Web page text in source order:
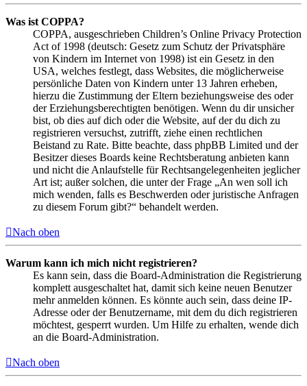
Was ist COPPA?
COPPA, ausgeschrieben Children’s Online Privacy Protection
Act of 1998 (deutsch: Gesetz zum Schutz der Privatsphäre
von Kindern im Internet von 1998) ist ein Gesetz in den
USA, welches festlegt, dass Websites, die möglicherweise
persönliche Daten von Kindern unter 13 Jahren erheben,
hierzu die Zustimmung der Eltern beziehungsweise des oder
der Erziehungsberechtigten benötigen. Wenn du dir unsicher
bist, ob dies auf dich oder die Website, auf der du dich zu
registrieren versuchst, zutrifft, ziehe einen rechtlichen
Beistand zu Rate. Bitte beachte, dass phpBB Limited und der
Besitzer dieses Boards keine Rechtsberatung anbieten kann
und nicht die Anlaufstelle für Rechtsangelegenheiten jeglicher
Art ist; außer solchen, die unter der Frage „An wen soll ich
mich wenden, falls es Beschwerden oder juristische Anfragen
zu diesem Forum gibt?“ behandelt werden.
Nach oben
Warum kann ich mich nicht registrieren?
Es kann sein, dass die Board-Administration die Registrierung
komplett ausgeschaltet hat, damit sich keine neuen Benutzer
mehr anmelden können. Es könnte auch sein, dass deine IP-
Adresse oder der Benutzername, mit dem du dich registrieren
möchtest, gesperrt wurden. Um Hilfe zu erhalten, wende dich
an die Board-Administration.
Nach oben